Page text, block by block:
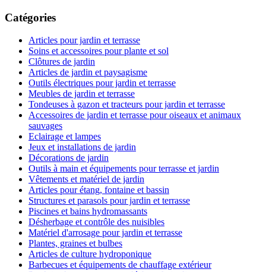
Catégories
Articles pour jardin et terrasse
Soins et accessoires pour plante et sol
Clôtures de jardin
Articles de jardin et paysagisme
Outils électriques pour jardin et terrasse
Meubles de jardin et terrasse
Tondeuses à gazon et tracteurs pour jardin et terrasse
Accessoires de jardin et terrasse pour oiseaux et animaux
sauvages
Eclairage et lampes
Jeux et installations de jardin
Décorations de jardin
Outils à main et équipements pour terrasse et jardin
Vêtements et matériel de jardin
Articles pour étang, fontaine et bassin
Structures et parasols pour jardin et terrasse
Piscines et bains hydromassants
Désherbage et contrôle des nuisibles
Matériel d'arrosage pour jardin et terrasse
Plantes, graines et bulbes
Articles de culture hydroponique
Barbecues et équipements de chauffage extérieur